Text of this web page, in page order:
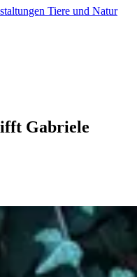
Tiere und Natur
Gabriele